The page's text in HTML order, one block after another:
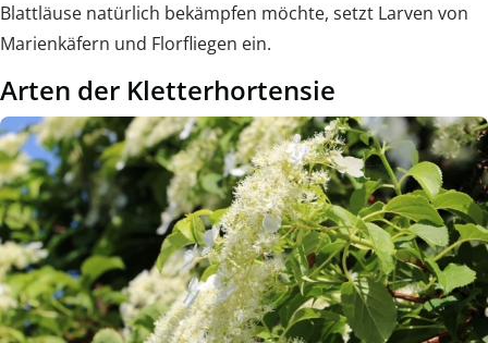
Blattläuse natürlich bekämpfen möchte, setzt Larven von
Marienkäfern und Florfliegen ein.
Arten der Kletterhortensie